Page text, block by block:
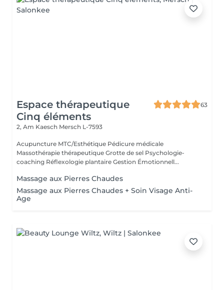
Espace thérapeutique
Cinq éléments
63
2, Am Kaesch Mersch L-7593
Acupuncture MTC/Esthétique Pédicure médicale
Massothérapie thérapeutique Grotte de sel Psychologie-
coaching Réflexologie plantaire Gestion Émotionnell...
Massage aux Pierres Chaudes
Massage aux Pierres Chaudes + Soin Visage Anti-
Age